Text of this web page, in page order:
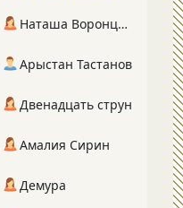
Наташа Воронцова
Арыстан Тастанов
Двенадцать струн
Амалия Сирин
Демура